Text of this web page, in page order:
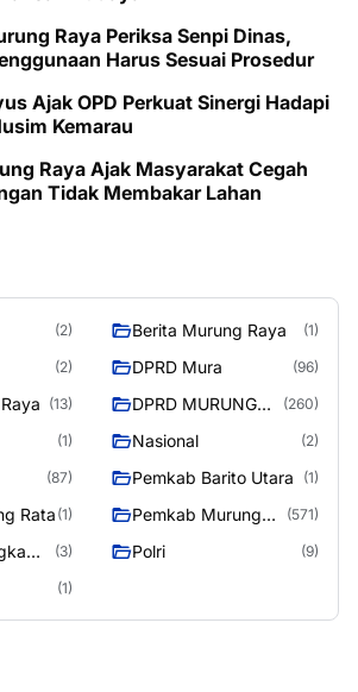
Raya Periksa Senpi Dinas,
Harus Sesuai Prosedur
Ajak OPD Perkuat Sinergi Hadapi
Kemarau
Raya Ajak Masyarakat Cegah
Tidak Membakar Lahan
(2) Berita Murung Raya (1)
(2) DPRD Mura (96)
(13)
DPRD MURUNG
(260)
(1) Nasional (2)
(87) Pemkab Barito Utara (1)
Rata(1)
Pemkab Murung
(571)
(3) Polri (9)
(1)